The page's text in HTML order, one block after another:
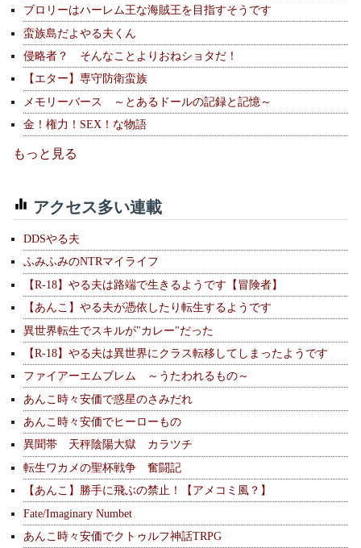
ブロリーはハーレム王な海賊王を目指すそうです
蛮族島だよやる夫くん
侵略者？ そんなことよりおねショタだ！
【エター】専守防衛蛮族
メモリーバース ～とあるドールの記録と記憶～
金！権力！SEX！な物語
もっと見る
アクセス多い連載
DDSやる夫
ふみふみのNTRマイライフ
【R-18】やる夫は路端で生きるようです【冒険者】
【あんこ】やる夫が憑依したり転生するようです
異世界転生でスキルが"カレー"だった
【R-18】やる夫は異世界にクラス転移してしまったようです
ファイアーエムブレム ～うたわれるもの～
あんこ時々安価で惑星のさみだれ
あんこ時々安価でヒーローもの
異聞帯 天秤陰陽大獄 カラツチ
転生ワカメの聖杯戦争 奮闘記
【あんこ】勝手に飛ぶの禁止！【アメコミ風？】
Fate/Imaginary Numbet
あんこ時々安価でクトゥルフ神話TRPG